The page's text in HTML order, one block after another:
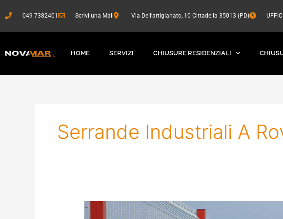
al
049 7382401 Scrivi una Mail Via Dell’artigianato, 10 Cittadella 35013 (PD)
HOME SERVIZI CHIUSURE RESIDENZIALI
Serrande Industriali A
Sistemi